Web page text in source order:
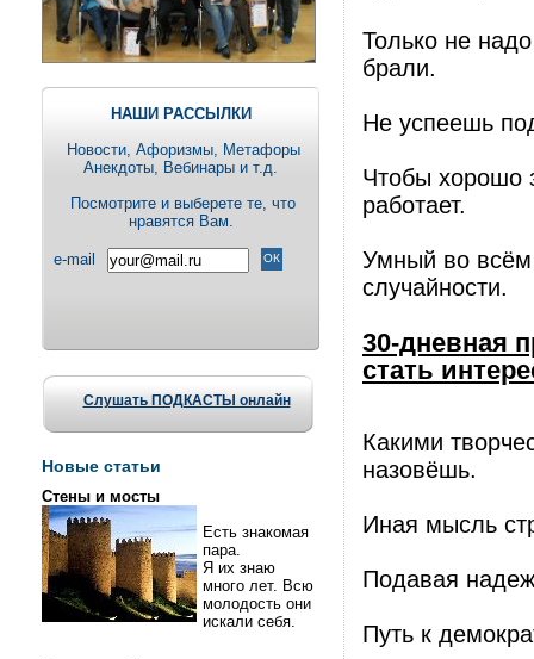
НАШИ РАССЫЛКИ
Новости, Aфоризмы, Метафоры
Анекдоты, Вебинары и т.д.
Посмотрите и выберете те, что
нравятся Вам.
e-mail
Слушать ПОДКАСТЫ онлайн
Новые статьи
Стены и мосты
Есть знакомая
пара.
Я их знаю
много лет. Всю
молодость они
искали себя.
Только не
брали.
Не успеешь
Чтобы хорошо
работает.
Умный во всём
случайности.
30-дневная
стать
Какими
назовёшь.
Иная мысль
Подавая
Путь к